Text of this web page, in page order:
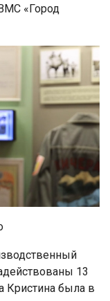
«Город
13
Кристина была в